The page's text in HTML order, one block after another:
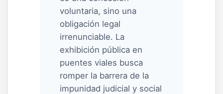
voluntaria, sino una
obligación legal
irrenunciable. La
exhibición pública en
puentes viales busca
romper la barrera de la
impunidad judicial y social